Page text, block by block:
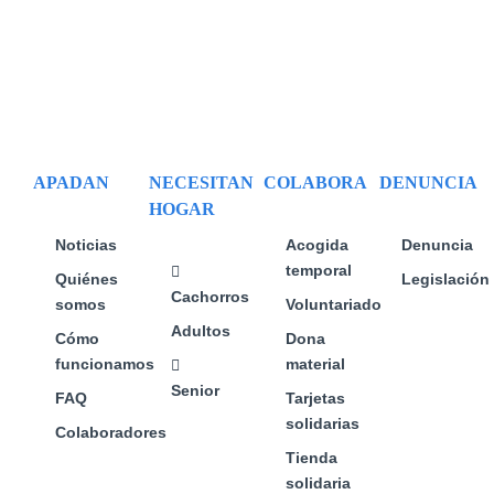
APADAN
Noticias
Quiénes
somos
Cómo
funcionamos
FAQ
Colaboradores
NECESITAN
HOGAR
Cachorros
Adultos
Senior
COLABORA
Acogida
temporal
Voluntariado
Dona
material
Tarjetas
solidarias
Tienda
solidaria
DENUNCIA
Denuncia
Legislación